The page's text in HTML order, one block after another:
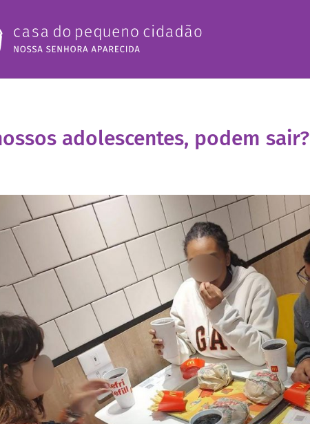
adolescentes, podem sair?